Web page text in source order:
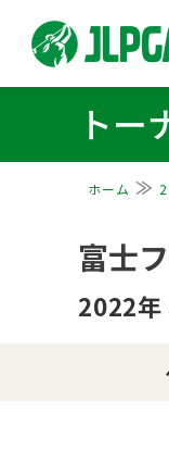
トー
ホーム
富士
2022年